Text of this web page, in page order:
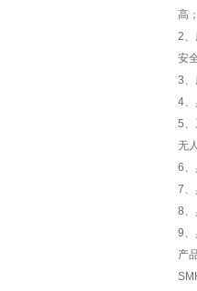
高；
2、
安
3、
4、
5、
无
6、
7、
8、
9、
产